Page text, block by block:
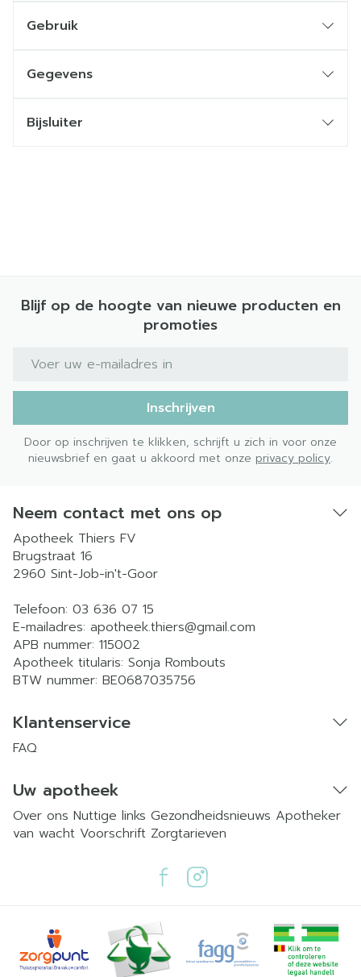
Gebruik
Gegevens
Bijsluiter
Blijf op de hoogte van nieuwe producten en
promoties
E-mail adres
Inschrijven
Door op inschrijven te klikken, schrijft u zich in voor onze
nieuwsbrief en gaat u akkoord met onze privacy policy.
Neem contact met ons op
Apotheek Thiers FV
Brugstraat 16
2960 Sint-Job-in't-Goor
Telefoon: 03 636 07 15
E-mailadres: apotheek.thiers@gmail.com
APB nummer: 115002
Apotheek titularis: Sonja Rombouts
BTW nummer: BE0687035756
Klantenservice
FAQ
Uw apotheek
Over ons Nuttige links Gezondheidsnieuws Apotheker
van wacht Voorschrift Zorgtarieven